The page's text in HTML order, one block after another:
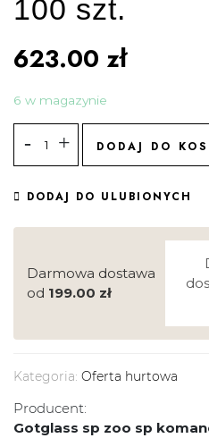
100 szt.
623.00 zł
6 w magazynie
DODAJ DO
DODAJ DO ULUBIONYCH
Darmowa dostawa
od 199.00 zł
Kategoria: Oferta hurtowa
Producent:
Gotglass sp zoo sp